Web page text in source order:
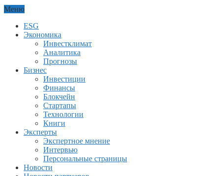
Меню
ESG
Экономика
Инвестклимат
Аналитика
Прогнозы
Бизнес
Инвестиции
Финансы
Блокчейн
Стартапы
Технологии
Книги
Эксперты
Экспертное мнение
Интервью
Персональные страницы
Новости